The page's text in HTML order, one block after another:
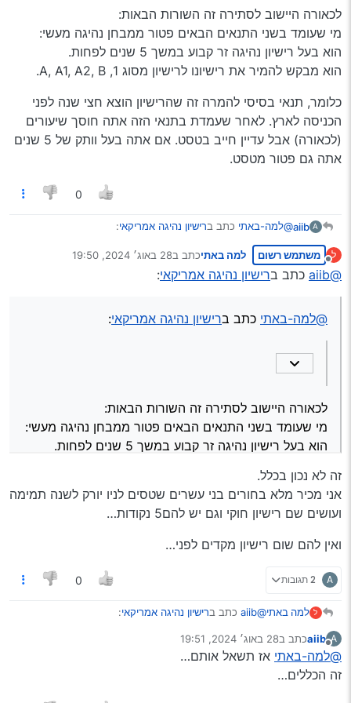
בהתחלה כתוב שצריך וותק של חצי שנה ואז כתוב
פחות או יותר שאחרי חצי שנה ניתן להמיר
לכאורה היישוב לסתירה זה השורות הבאות:
מי שעומד בשני התנאים הבאים פטור ממבחן נהיגה מעשי:
הוא בעל רישיון נהיגה זר קבוע במשך 5 שנים לפחות.
הוא מבקש להמיר את רישיונו לרישיון מסוג 1, A, A1, A2, B.
כלומר, תנאי בסיסי להמרה זה שהרישיון הוצא חצי שנה לפני
הכניסה לארץ. לאחר שעמדת בתנאי הזה אתה חוסך שיעורים
(לכאורה) אבל עדיין חייב בטסט. אם אתה בעל וותק של 5 שנים
אתה גם פטור מטסט.
0
A
aiib@למה-באתי כתב ברישיון נהיגה אמריקאי:
יש קצת סתירה:
מי שעומד בשני התנאים הבאים פטור ממבחן נהיגה מעשי:
הוא מבקש להמיר את רישיונו לרישיון מסוג 1, A, A1, A2, B.
הכניסה לארץ. לאחר שעמדת בתנאי הזה אתה חוסך שיעורים
ל
מנותק
משתמש רשום למה באתיכתב ב28 באוג׳ 2024, 19:50
נערך לאחרונה על ידי
@aiib כתב ברישיון נהיגה אמריקאי:
@למה-באתי כתב ברישיון נהיגה אמריקאי:
לכאורה היישוב לסתירה זה השורות הבאות:
מי שעומד בשני התנאים הבאים פטור ממבחן נהיגה מעשי:
הוא בעל רישיון נהיגה זר קבוע במשך 5 שנים לפחות.
כלומר, תנאי בסיסי להמרה זה שהרישיון הוצא חצי שנה
לפני הכניסה לארץ. לאחר שעמדת בתנאי הזה אתה חוסך
וותק של 5 שנים אתה גם פטור מטסט.
זה לא נכון בכלל.
אני מכיר מלא בחורים בני עשרים שטסים לניו יורק לשנה תמימה
ועושים שם רישיון חוקי וגם יש להם5 נקודות…
ואין להם שום רישיון מקדים לפני…
A 2 תגובות 0
ל למה באתי@aiib כתב ברישיון נהיגה אמריקאי:
@למה-באתיכתב ב
A
מנותק
aiibכתב ב28 באוג׳ 2024, 19:51
נערך לאחרונה על ידי
@למה-באתי אז תשאל אותם…
זה הכללים…